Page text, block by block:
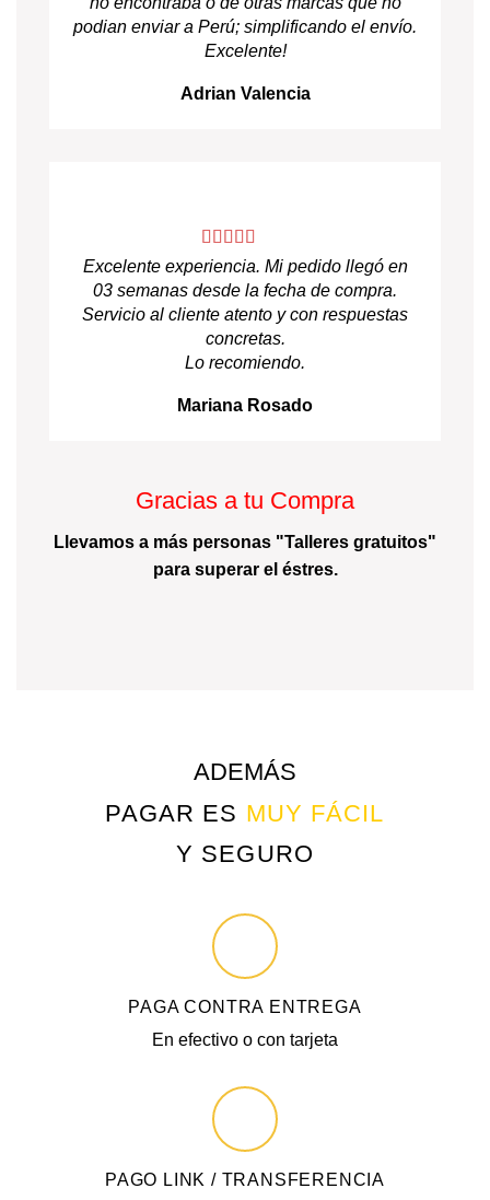
podian enviar a Perú; simplificando el envío.
Excelente!
Adrian Valencia
Excelente experiencia. Mi pedido llegó en
03 semanas desde la fecha de compra.
Servicio al cliente atento y con respuestas
concretas.
Lo recomiendo.
Mariana Rosado
Gracias a tu Compra
Llevamos a más personas "Talleres gratuitos"
para superar el éstres.
ADEMÁS
PAGAR ES MUY FÁCIL
Y SEGURO
PAGA CONTRA ENTREGA
En efectivo o con tarjeta
PAGO LINK / TRANSFERENCIA